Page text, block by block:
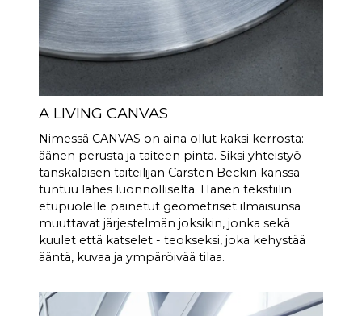
paljon suurempi
tehovahvistin.
Tekijöitä on paljon, mutta
olennainen tekijä on se, että
litraa tehokasta akustista
tilavuutta yhdessä 2 x 6:n
kanssa.5" basso/keskialueajurit
ja 2 x 5x8" orjabassoajurit, mikä
antaa 592 cm2 säteilypinta-
alaa, joka vastaa 12" bassoajuria.
CANVAS HiFi on siis erittäin
tehokas, ja se soi kovempaa ja
bassovoimaisempaa kuin
perinteiset soundbarit.
DAC:t
kHz
A LIVING CANVAS
Nimessä CANVAS on aina ollut kaksi kerrosta:
äänen perusta ja taiteen pinta. Siksi yhteistyö
tanskalaisen taiteilijan Carsten Beckin kanssa
tuntuu lähes luonnolliselta. Hänen tekstiilin
etupuolelle painetut geometriset ilmaisunsa
muuttavat järjestelmän joksikin, jonka sekä
kuulet että katselet - teokseksi, joka kehystää
ääntä, kuvaa ja ympäröivää tilaa.